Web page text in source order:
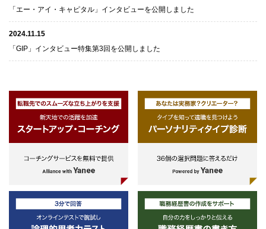
「エー・アイ・キャピタル」インタビューを公開しました
2024.11.15
「GIP」インタビュー特集第3回を公開しました